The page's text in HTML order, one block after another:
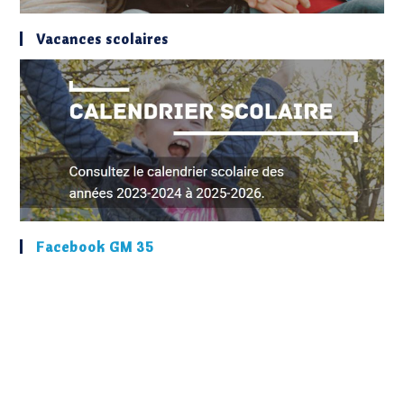
Vacances scolaires
Facebook GM 35